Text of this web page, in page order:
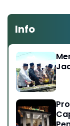
Info